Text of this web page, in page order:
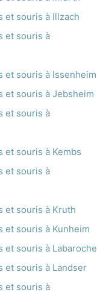
et souris à Illzach
et souris à
et souris à Issenheim
et souris à Jebsheim
et souris à
et souris à Kembs
et souris à
et souris à Kruth
et souris à Kunheim
et souris à Labaroche
et souris à Landser
et souris à